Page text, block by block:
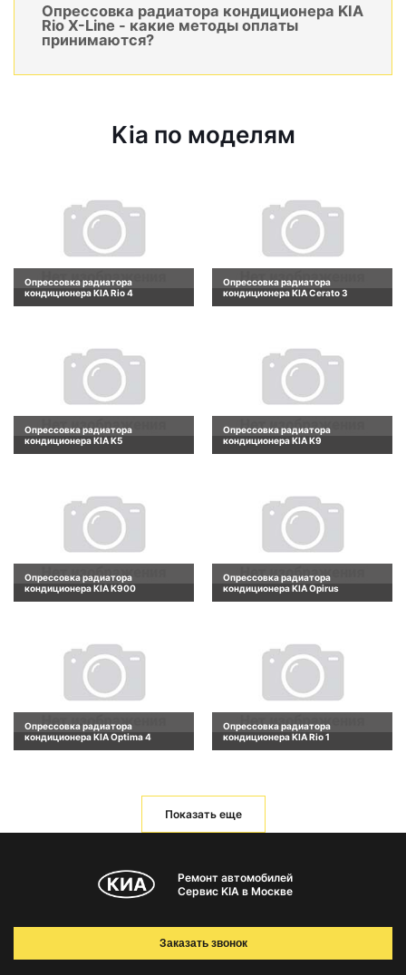
Опрессовка радиатора кондиционера KIA
Rio X-Line - какие методы оплаты
принимаются?
Kia по моделям
Опрессовка радиатора
кондиционера KIA Rio 4
Опрессовка радиатора
кондиционера KIA Cerato 3
Опрессовка радиатора
кондиционера KIA K5
Опрессовка радиатора
кондиционера KIA K9
Опрессовка радиатора
кондиционера KIA K900
Опрессовка радиатора
кондиционера KIA Opirus
Опрессовка радиатора
кондиционера KIA Optima 4
Опрессовка радиатора
кондиционера KIA Rio 1
Показать еще
Ремонт автомобилей
Сервис KIA в Москве
Заказать звонок